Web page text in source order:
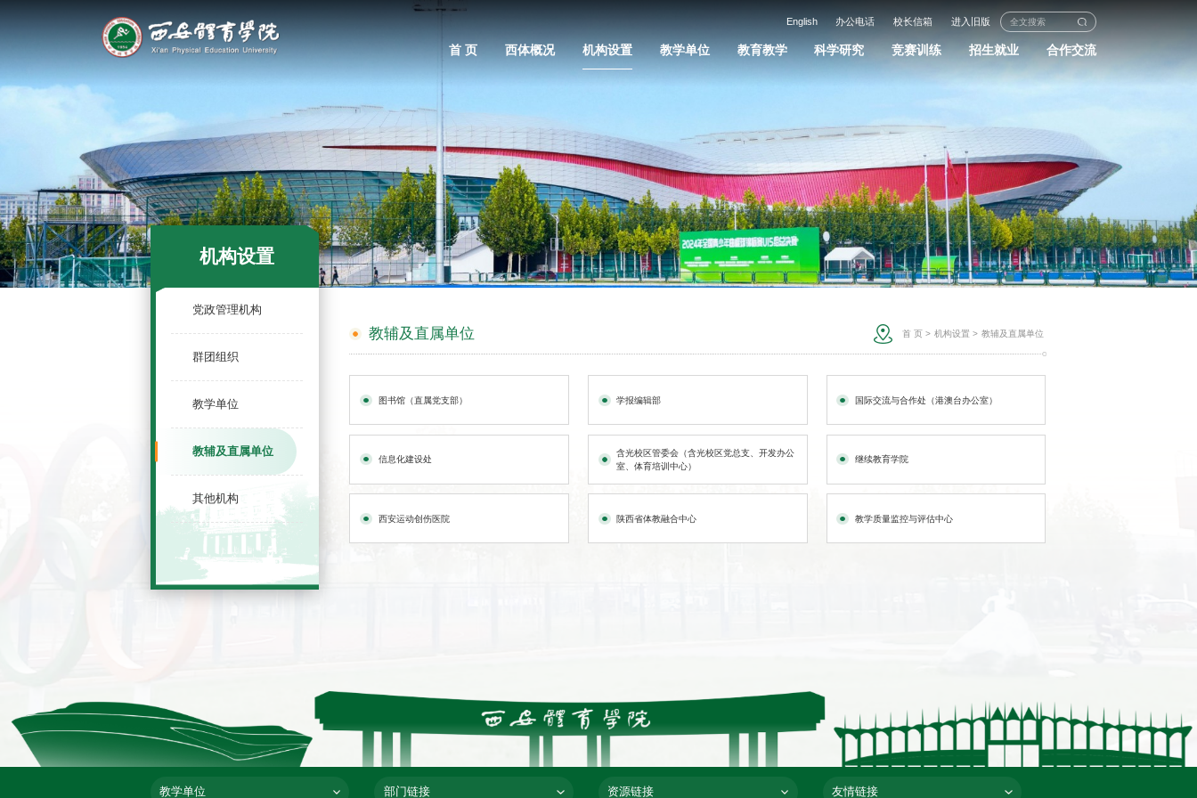
English 办公电话 校长信箱 进入旧版
首 页 西体概况 机构设置 教学单位 教育教学 科学研究 竞赛训练 招生就业 合作交流
机构设置
党政管理机构
群团组织
教学单位
教辅及直属单位
其他机构
教辅及直属单位 首 页 > 机构设置 > 教辅及直属单位
图书馆（直属党支部） 学报编辑部 国际交流与合作处（港澳台办公室）
信息化建设处
含光校区管委会（含光校区党总支、开发办公
室、体育培训中心）
继续教育学院
西安运动创伤医院 陕西省体教融合中心 教学质量监控与评估中心
教学单位 部门链接 资源链接 友情链接